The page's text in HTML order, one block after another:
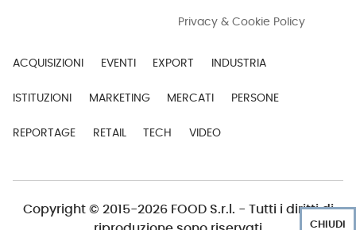
Privacy & Cookie Policy
ACQUISIZIONI EVENTI EXPORT INDUSTRIA
ISTITUZIONI MARKETING MERCATI PERSONE
REPORTAGE RETAIL TECH VIDEO
Copyright © 2015-2026 FOOD S.r.l. - Tutti i diritti di
CHIUDI